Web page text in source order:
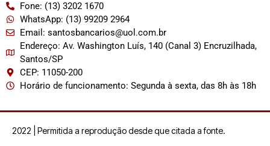
Fone: (13) 3202 1670
WhatsApp: (13) 99209 2964
Email: santosbancarios@uol.com.br
Endereço: Av. Washington Luís, 140 (Canal 3) Encruzilhada,
Santos/SP
CEP: 11050-200
Horário de funcionamento: Segunda à sexta, das 8h às 18h
2022 | Permitida a reprodução desde que citada a fonte.